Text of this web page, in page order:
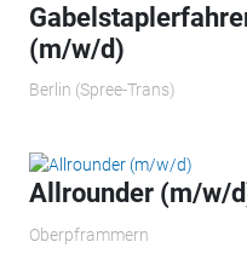
(m/w/d)
Berlin (Spree-Trans)
Allrounder (m/w/
Oberpframmern